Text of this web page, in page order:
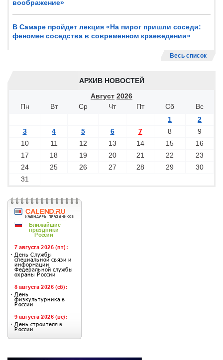
воображение»
В Самаре пройдет лекция «На пирог пришли соседи:
феномен соседства в современном краеведении»
Весь список
АРХИВ НОВОСТЕЙ
Август 2026
Пн
Вт Ср Чт Пт Сб
Вс
1
2
3
4 5 6 7 8
9
10
11 12 13 14 15
16
17
18 19 20 21 22
23
24
25 26 27 28 29
30
31